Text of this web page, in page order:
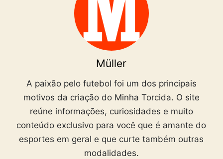
Müller
A paixão pelo futebol foi um dos principais
motivos da criação do Minha Torcida. O site
reúne informações, curiosidades e muito
conteúdo exclusivo para você que é amante do
esportes em geral e que curte também outras
modalidades.